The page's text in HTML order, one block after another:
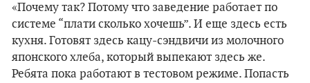
«Почему так? Потому что заведение работает по
системе “плати сколько хочешь”. И еще здесь есть
кухня. Готовят здесь кацу-сэндвичи из молочного
японского хлеба, который выпекают здесь же.
Ребята пока работают в тестовом режиме. Попасть